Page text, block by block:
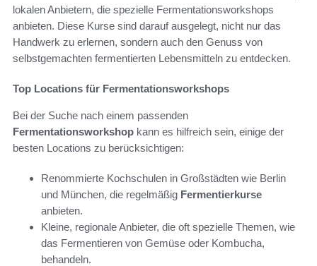
lokalen Anbietern, die spezielle Fermentationsworkshops
anbieten. Diese Kurse sind darauf ausgelegt, nicht nur das
Handwerk zu erlernen, sondern auch den Genuss von
selbstgemachten fermentierten Lebensmitteln zu entdecken.
Top Locations für Fermentationsworkshops
Bei der Suche nach einem passenden
Fermentationsworkshop kann es hilfreich sein, einige der
besten Locations zu berücksichtigen:
Renommierte Kochschulen in Großstädten wie Berlin
und München, die regelmäßig Fermentierkurse
anbieten.
Kleine, regionale Anbieter, die oft spezielle Themen, wie
das Fermentieren von Gemüse oder Kombucha,
behandeln.